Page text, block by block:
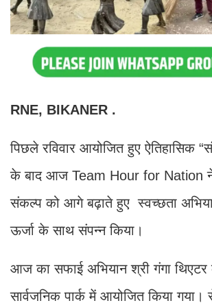
RNE, BIKANER .
पिछले रविवार आयोजित हुए ऐतिहासिक
के बाद आज Team Hour for Nation
संकल्प को आगे बढ़ाते हुए स्वच्छता
ऊर्जा के साथ संपन्न किया।
आज का सफाई अभियान श्री गंगा
सार्वजनिक पार्क में आयोजित किया